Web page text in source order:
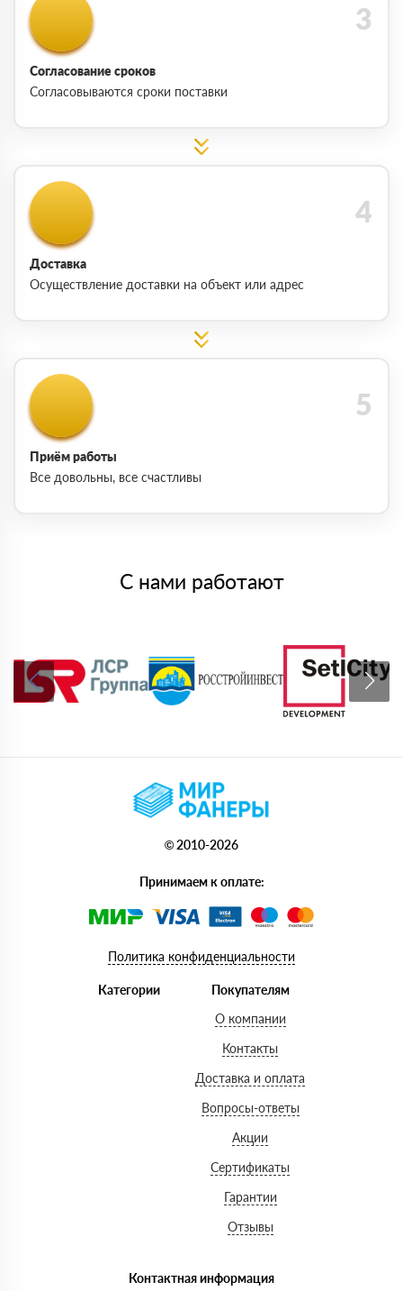
Согласование сроков
Согласовываются сроки поставки
Доставка
Осуществление доставки на объект или адрес
Приём работы
Все довольны, все счастливы
С нами работают
© 2010-2026
Принимаем к оплате:
Политика конфиденциальности
Категории
Покупателям
О компании
Контакты
Доставка и оплата
Вопросы-ответы
Акции
Сертификаты
Гарантии
Отзывы
Контактная информация